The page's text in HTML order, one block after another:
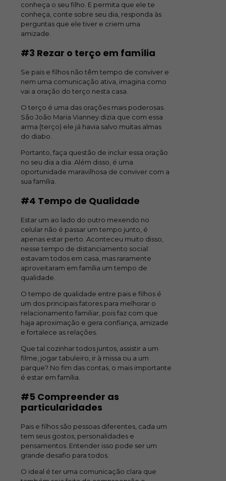
conheça o seu filho. E permita que ele te
conheça, conte sobre seu dia, responda às
perguntas que ele tiver e criem uma
amizade.
#3 Rezar o terço em família
Se pais e filhos não têm tempo de conviver e
nem uma comunicação ativa, imagina como
vai a oração do terço nesta casa.
O terço é uma das orações mais poderosas.
São João Maria Vianney dizia que com essa
arma (terço) ele já havia salvo muitas almas
do diabo.
Portanto, faça questão de incluir essa oração
no seu dia a dia. Além disso, é uma
oportunidade maravilhosa de conviver com a
sua família.
#4 Tempo de Qualidade
Estar um ao lado do outro mexendo no
celular não é passar um tempo junto, é
apenas estar perto. Aconteceu muito disso,
nesse tempo de distanciamento social:
estavam todos em casa, mas raramente
aproveitaram em família um tempo de
qualidade.
O tempo de qualidade entre pais e filhos é
um dos principais fatores para melhorar o
relacionamento familiar, pois faz com que
haja aproximação e gera confiança, amizade
e fortalece as relações.
Que tal cozinhar todos juntos, assistir a um
filme, jogar tabuleiro, ir à missa ou a um
parque? No fim das contas, o mais importante
é estar em família.
#5 Compreender as
particularidades
Pais e filhos são pessoas diferentes, cada um
tem seus gostos, personalidades e
pensamentos. Entender isso pode ser um
grande desafio para todos.
O ideal é ter uma comunicação clara que